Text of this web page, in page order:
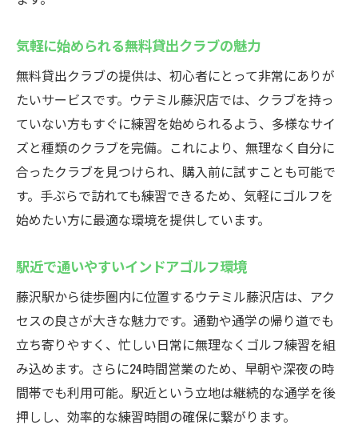
気軽に始められる無料貸出クラブの魅力
無料貸出クラブの提供は、初心者にとって非常にありが
たいサービスです。ウテミル藤沢店では、クラブを持っ
ていない方もすぐに練習を始められるよう、多様なサイ
ズと種類のクラブを完備。これにより、無理なく自分に
合ったクラブを見つけられ、購入前に試すことも可能で
す。手ぶらで訪れても練習できるため、気軽にゴルフを
始めたい方に最適な環境を提供しています。
駅近で通いやすいインドアゴルフ環境
藤沢駅から徒歩圏内に位置するウテミル藤沢店は、アク
セスの良さが大きな魅力です。通勤や通学の帰り道でも
立ち寄りやすく、忙しい日常に無理なくゴルフ練習を組
み込めます。さらに24時間営業のため、早朝や深夜の時
間帯でも利用可能。駅近という立地は継続的な通学を後
押しし、効率的な練習時間の確保に繋がります。